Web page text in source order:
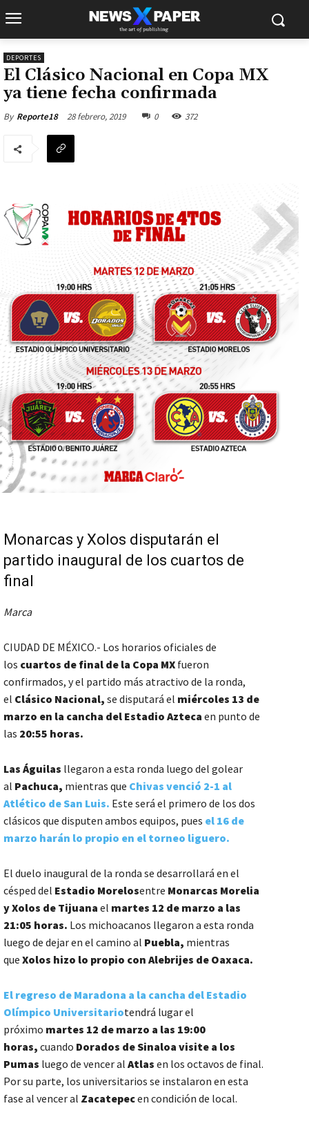
DEPORTES
El Clásico Nacional en Copa MX
ya tiene fecha confirmada
By Reporte18 28 febrero, 2019 0 372
Monarcas y Xolos disputarán el
partido inaugural de los cuartos de
final
Marca
CIUDAD DE MÉXICO.- Los horarios oficiales de
los cuartos de final de la Copa MX fueron
confirmados, y el partido más atractivo de la ronda,
el Clásico Nacional, se disputará el miércoles 13 de
marzo en la cancha del Estadio Azteca en punto de
las 20:55 horas.
Las Águilas llegaron a esta ronda luego del golear
al Pachuca, mientras que Chivas venció 2-1 al
Atlético de San Luis. Este será el primero de los dos
clásicos que disputen ambos equipos, pues el 16 de
marzo harán lo propio en el torneo liguero.
El duelo inaugural de la ronda se desarrollará en el
césped del Estadio Morelosentre Monarcas Morelia
y Xolos de Tijuana el martes 12 de marzo a las
21:05 horas. Los michoacanos llegaron a esta ronda
luego de dejar en el camino al Puebla, mientras
que Xolos hizo lo propio con Alebrijes de Oaxaca.
El regreso de Maradona a la cancha del Estadio
Olímpico Universitariotendrá lugar el
próximo martes 12 de marzo a las 19:00
horas, cuando Dorados de Sinaloa visite a los
Pumas luego de vencer al Atlas en los octavos de final.
Por su parte, los universitarios se instalaron en esta
fase al vencer al Zacatepecen condición de local.